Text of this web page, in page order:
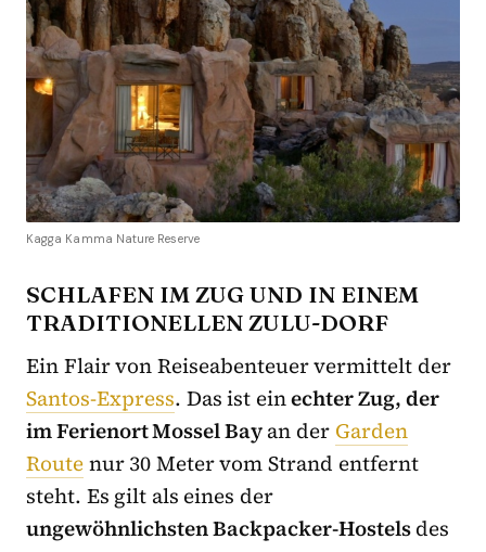
Kagga Kamma Nature Reserve
SCHLAFEN IM ZUG UND IN EINEM
TRADITIONELLEN ZULU-DORF
Ein Flair von Reiseabenteuer vermittelt der
Santos-Express. Das ist einechter Zug, der
im Ferienort Mossel Bayan der Garden
Routenur 30 Meter vom Strand entfernt
steht. Es gilt als eines der
ungewöhnlichsten Backpacker-Hostelsdes